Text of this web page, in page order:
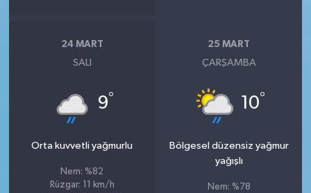
24 MART
SALI
9°
Orta kuvvetli yağmurlu
Nem: %82
Rüzgar: 11 km/h
25 MART
ÇARŞAMBA
10°
Bölgesel düzensiz yağmur
yağışlı
Nem: %78